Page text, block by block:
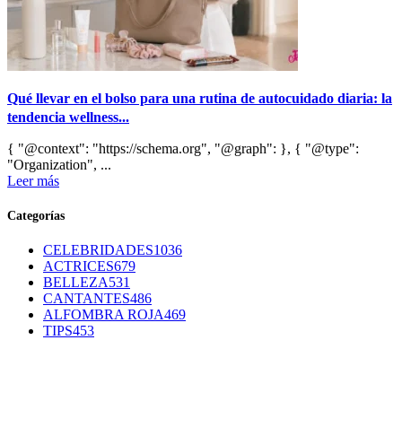
Qué llevar en el bolso para una rutina de autocuidado diaria: la
tendencia wellness...
{ "@context": "https://schema.org", "@graph": }, { "@type":
"Organization", ...
Leer más
Categorías
CELEBRIDADES1036
ACTRICES679
BELLEZA531
CANTANTES486
ALFOMBRA ROJA469
TIPS453